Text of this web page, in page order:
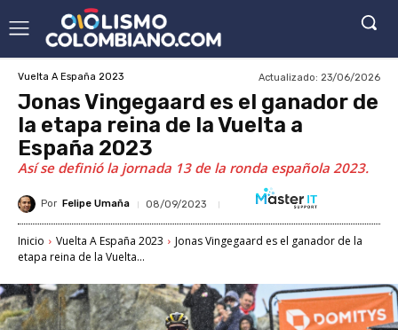
Vuelta A España 2023 Actualizado: 23/06/2026
Jonas Vingegaard es el ganador de
la etapa reina de la Vuelta a
España 2023
Así se definió la jornada 13 de la ronda española 2023.
Por Felipe Umaña 08/09/2023
Inicio Vuelta A España 2023
Jonas Vingegaard es el ganador de la
etapa reina de la Vuelta...